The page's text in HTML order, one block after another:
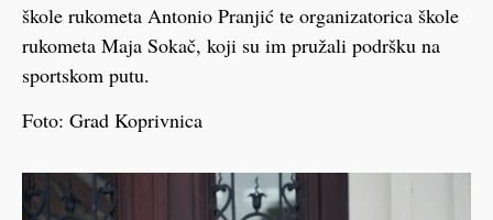
škole rukometa Antonio Pranjić te organizatorica škole
rukometa Maja Sokač, koji su im pružali podršku na
sportskom putu.
Foto: Grad Koprivnica